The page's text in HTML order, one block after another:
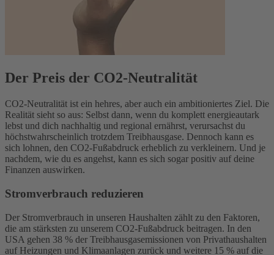
Der Preis der CO2-Neutralität
CO2-Neutralität ist ein hehres, aber auch ein ambitioniertes Ziel. Die
Realität sieht so aus: Selbst dann, wenn du komplett energieautark
lebst und dich nachhaltig und regional ernährst, verursachst du
höchstwahrscheinlich trotzdem Treibhausgase. Dennoch kann es
sich lohnen, den CO2-Fußabdruck erheblich zu verkleinern. Und je
nachdem, wie du es angehst, kann es sich sogar positiv auf deine
Finanzen auswirken.
Stromverbrauch reduzieren
Der Stromverbrauch in unseren Haushalten zählt zu den Faktoren,
die am stärksten zu unserem CO2-Fußabdruck beitragen. In den
USA gehen 38 % der Treibhausgasemissionen von Privathaushalten
auf Heizungen und Klimaanlagen zurück und weitere 15 % auf die